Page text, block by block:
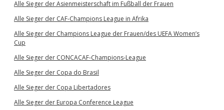
Alle Sieger der Asienmeisterschaft im Fußball der Frauen
Alle Sieger der CAF-Champions League in Afrika
Alle Sieger der Champions League der Frauen/des UEFA Women’s
Cup
Alle Sieger der CONCACAF-Champions-League
Alle Sieger der Copa do Brasil
Alle Sieger der Copa Libertadores
Alle Sieger der Europa Conference League